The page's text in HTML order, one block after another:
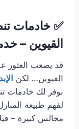
✅ خادمات
القيوين –
قد يصعب العثور
القيوين… لكن
نوفر لك خادمات
لفهم طبيعة
مجالس كبيرة –